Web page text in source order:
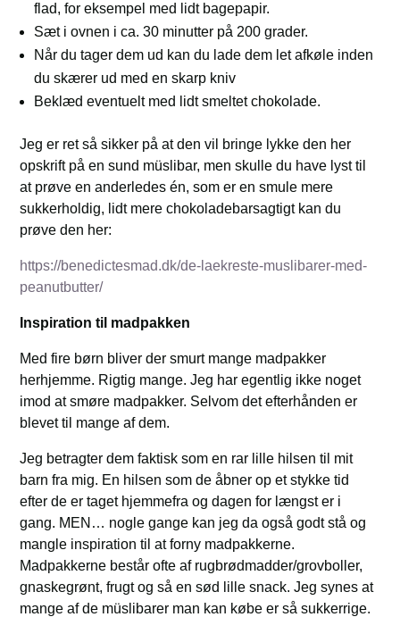
flad, for eksempel med lidt bagepapir.
Sæt i ovnen i ca. 30 minutter på 200 grader.
Når du tager dem ud kan du lade dem let afkøle inden
du skærer ud med en skarp kniv
Beklæd eventuelt med lidt smeltet chokolade.
Jeg er ret så sikker på at den vil bringe lykke den her
opskrift på en sund müslibar, men skulle du have lyst til
at prøve en anderledes én, som er en smule mere
sukkerholdig, lidt mere chokoladebarsagtigt kan du
prøve den her:
https://benedictesmad.dk/de-laekreste-muslibarer-med-
peanutbutter/
Inspiration til madpakken
Med fire børn bliver der smurt mange madpakker
herhjemme. Rigtig mange. Jeg har egentlig ikke noget
imod at smøre madpakker. Selvom det efterhånden er
blevet til mange af dem.
Jeg betragter dem faktisk som en rar lille hilsen til mit
barn fra mig. En hilsen som de åbner op et stykke tid
efter de er taget hjemmefra og dagen for længst er i
gang. MEN… nogle gange kan jeg da også godt stå og
mangle inspiration til at forny madpakkerne.
Madpakkerne består ofte af rugbrødmadder/grovboller,
gnaskegrønt, frugt og så en sød lille snack. Jeg synes at
mange af de müslibarer man kan købe er så sukkerrige.